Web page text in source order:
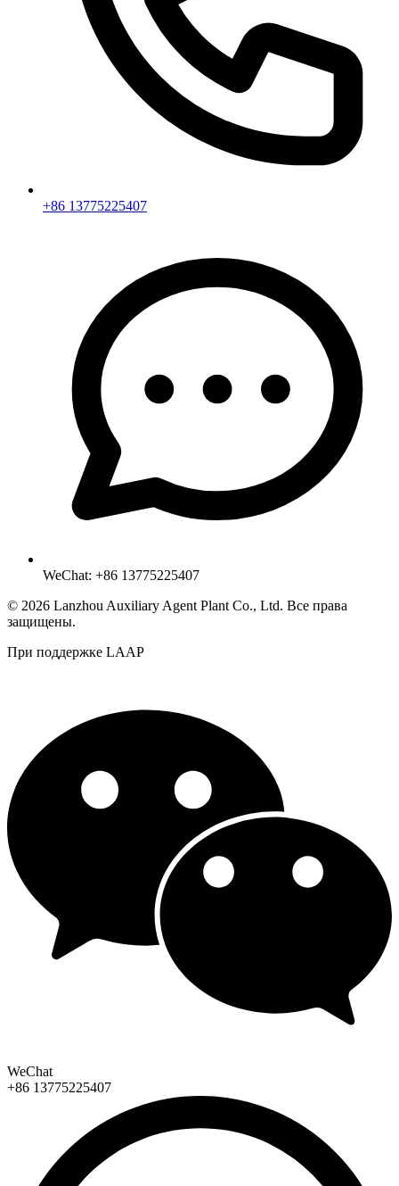
+86 13775225407
WeChat: +86 13775225407
© 2026 Lanzhou Auxiliary Agent Plant Co., Ltd. Все права
защищены.
При поддержке LAAP
WeChat
+86 13775225407